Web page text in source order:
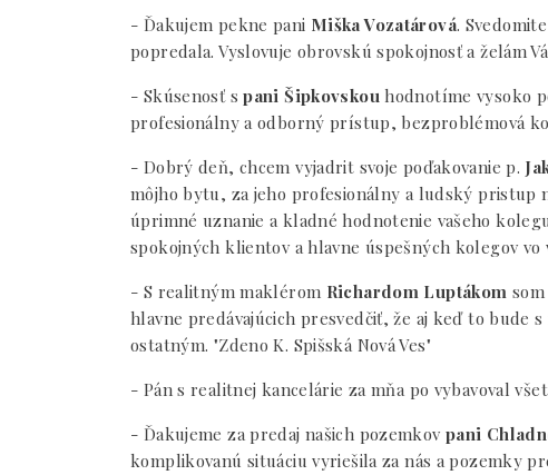
- Ďakujem pekne pani Miška Vozatárová.
popredala. Vyslovuje obrovskú spokojnosť a želám
- Skúsenosť spani Šipkovskouhodnotíme vysoko
profesionálny a odborný prístup, bezproblémová
- Dobrý deň, chcem vyjadrit svoje poďakovanie p.
môjho bytu, za jeho profesionálny a ludský pristup
úprimné uznanie a kladné hodnotenie vašeho
spokojných klientov a hlavne úspešných kolegov vo
- S realitným maklérom Richardom Luptákom
hlavne predávajúcich presvedčiť, že aj keď to bude
ostatným. "Zdeno K. Spišská Nová Ves"
- Pán s realitnej kancelárie za mňa po vybavoval
- Ďakujeme za predaj našich pozemkov pani
komplikovanú situáciu vyriešila za nás a pozemky